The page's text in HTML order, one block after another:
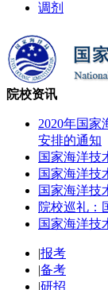
调剂
院校资讯
2020年国
安排的通知
国家海洋技
国家海洋技
国家海洋技
院校巡礼：
国家海洋技
|报考
|备考
|研招